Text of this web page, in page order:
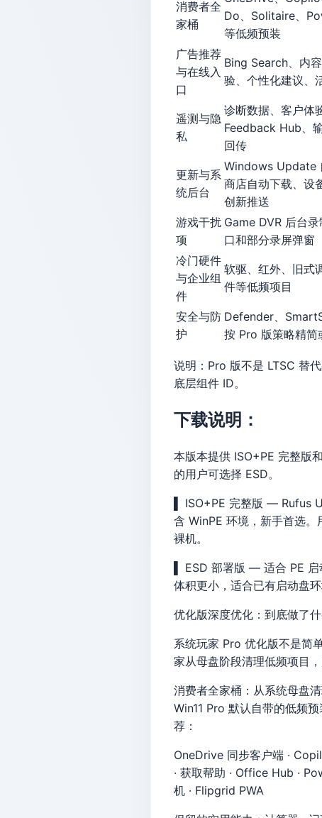
消费者全
家桶
Do、Solitaire、
等低频预装
广告推荐
与在线入
口
Bing Search、内
验、个性化建议、
遥测与隐
私
诊断数据、客户体
Feedback Hub、
回传
更新与系
统后台
Windows Update
商店自动下载、设
创新推送
游戏干扰
项
Game DVR 后台
口和部分录屏弹窗
冷门硬件
与企业组
件
软驱、红外、旧式
件等低频项目
安全与防
护
Defender、
按 Pro 版策略精简
说明：Pro 版不是 LTSC 替
底层组件 ID。
下载说明：
本版本提供 ISO+PE 完整版
的用户可选择 ESD。
▌ ISO+PE 完整版 — Rufus
含 WinPE 环境，新手首选
裸机。
▌ ESD 部署版 — 适合 PE 启
体积更小，适合已有启动盘
优化版深度优化：到底做了
系统玩家 Pro 优化版不是简
家从母盘阶段清理低频项目
消费者全家桶：从系统母盘
Win11 Pro 默认自带的低频
荐：
OneDrive 同步客户端 ·
· 获取帮助 · Office Hub ·
机 · Flipgrid PWA